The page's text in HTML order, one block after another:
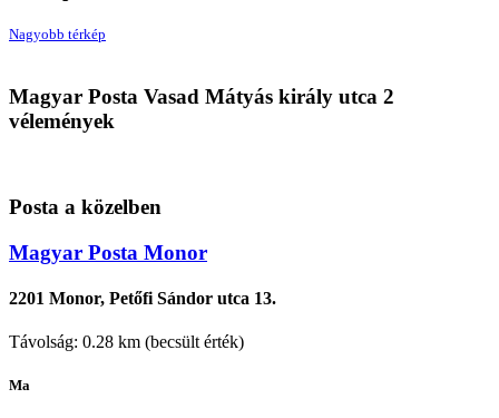
2211 Vasad, Mátyás király utca 2
Nagyobb térkép
Magyar Posta Vasad Mátyás király utca 2
vélemények
Posta a közelben
Magyar Posta Monor
2201 Monor, Petőfi Sándor utca 13.
Távolság: 0.28 km (becsült érték)
Ma